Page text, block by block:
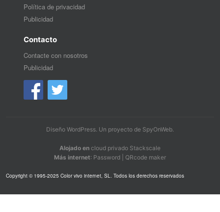
Política de privacidad
Publicidad
Contacto
Contacte con nosotros
Publicidad
Diseño WordPress. Un proyecto de SpyOnWeb.
Alojado en cloud privado Stackscale
Más internet: Password QRcode maker
Copyright © 1995-2025 Color vivo internet, SL. Todos los derechos reservados